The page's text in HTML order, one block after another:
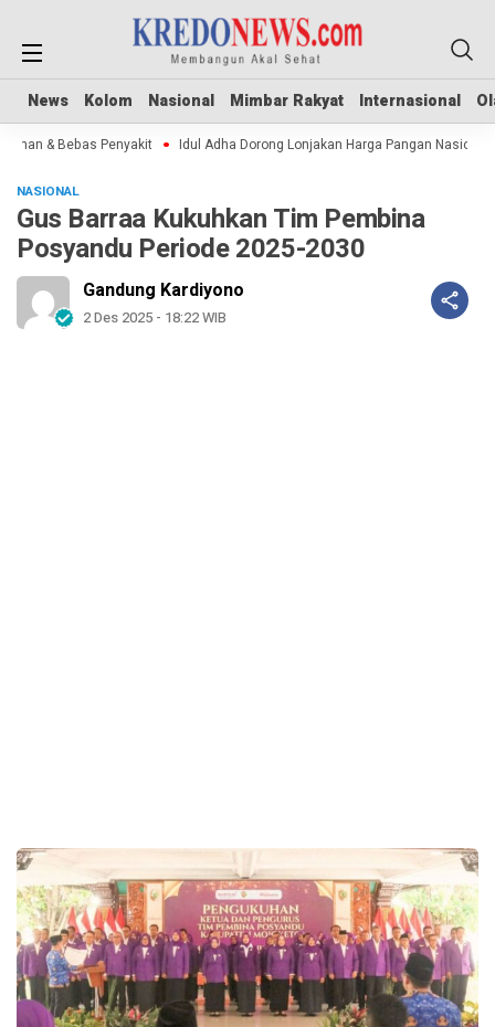
News Kolom Nasional Mimbar Rakyat Internasional
News Kolom Nasional Mimbar Rakyat Internasional
& Bebas Penyakit Idul Adha Dorong Lonjakan Harga Pangan Nasional
NASIONAL
Gus Barraa Kukuhkan Tim Pembina
Posyandu Periode 2025-2030
Gandung Kardiyono
2 Des 2025 - 18:22 WIB